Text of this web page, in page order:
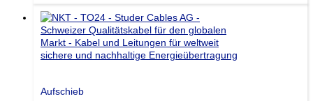
Aufschieb